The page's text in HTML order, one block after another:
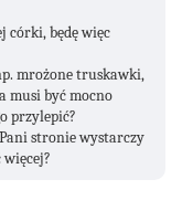
córki, będę więc
mrożone truskawki,
musi być mocno
przylepić?
stronie wystarczy